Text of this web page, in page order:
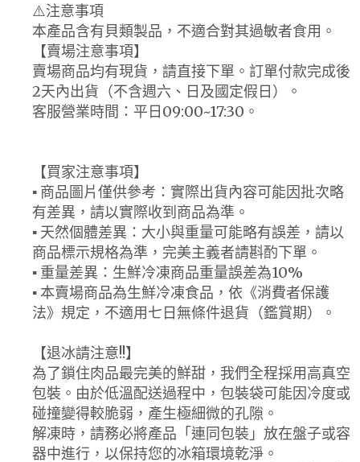
⚠️注意事項
本產品含有貝類製品，不適合對其過敏者食用。
【賣場注意事項】
賣場商品均有現貨，請直接下單。訂單付款完成後
2天內出貨（不含週六、日及國定假日）。
客服營業時間：平日09:00~17:30。
【買家注意事項】
▪ 商品圖片僅供參考：實際出貨內容可能因批次略
有差異，請以實際收到商品為準。
▪ 天然個體差異：大小與重量可能略有誤差，請以
商品標示規格為準，完美主義者請斟酌下單。
▪ 重量差異：生鮮冷凍商品重量誤差為10%
▪ 本賣場商品為生鮮冷凍食品，依《消費者保護
法》規定，不適用七日無條件退貨（鑑賞期）。
【退冰請注意!!】
為了鎖住肉品最完美的鮮甜，我們全程採用高真空
包裝。由於低溫配送過程中，包裝袋可能因冷度或
碰撞變得較脆弱，產生極細微的孔隙。
解凍時，請務必將產品「連同包裝」放在盤子或容
器中進行，以保持您的冰箱環境乾淨。